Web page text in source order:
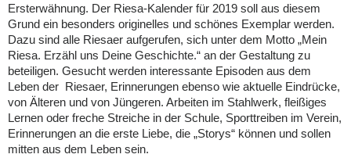
Ersterwähnung. Der Riesa-Kalender für 2019 soll aus diesem
Grund ein besonders originelles und schönes Exemplar werden.
Dazu sind alle Riesaer aufgerufen, sich unter dem Motto „Mein
Riesa. Erzähl uns Deine Geschichte.“ an der Gestaltung zu
beteiligen. Gesucht werden interessante Episoden aus dem
Leben der Riesaer, Erinnerungen ebenso wie aktuelle Eindrücke,
von Älteren und von Jüngeren. Arbeiten im Stahlwerk, fleißiges
Lernen oder freche Streiche in der Schule, Sporttreiben im Verein,
Erinnerungen an die erste Liebe, die „Storys“ können und sollen
mitten aus dem Leben sein.